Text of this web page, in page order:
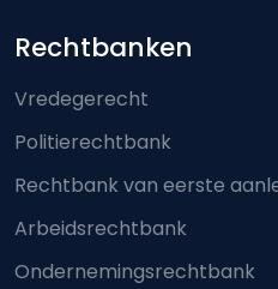
Footer-
Rechtbanken
Vredegerecht
Politierechtbank
Rechtbank van eerste
Arbeidsrechtbank
Ondernemingsrechtbank